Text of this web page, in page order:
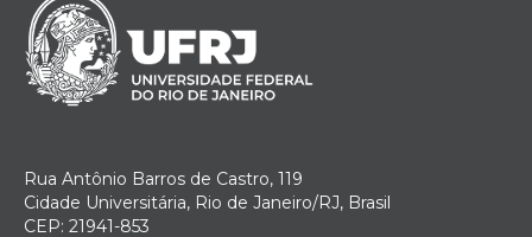
Rua Antônio Barros de Castro, 119
Cidade Universitária, Rio de Janeiro/RJ, Brasil
CEP: 21941-853